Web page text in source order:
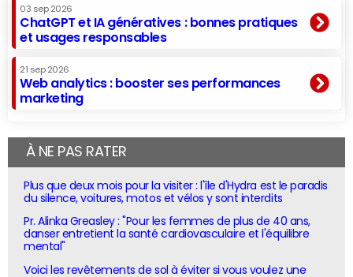
03 sep 2026
ChatGPT et IA génératives : bonnes pratiques
et usages responsables
21 sep 2026
Web analytics : booster ses performances
marketing
À NE PAS RATER
Plus que deux mois pour la visiter : l'île d'Hydra est le paradis
du silence, voitures, motos et vélos y sont interdits
Pr. Alinka Greasley : "Pour les femmes de plus de 40 ans,
danser entretient la santé cardiovasculaire et l'équilibre
mental"
Voici les revêtements de sol à éviter si vous voulez une